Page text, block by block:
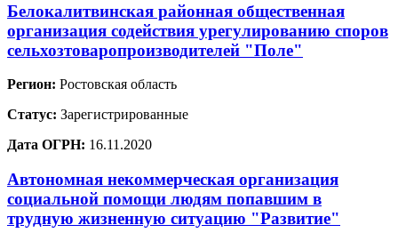
Белокалитвинская районная общественная
организация содействия урегулированию споров
сельхозтоваропроизводителей "Поле"
Регион: Ростовская область
Статус: Зарегистрированные
Дата ОГРН: 16.11.2020
Автономная некоммерческая организация
социальной помощи людям попавшим в
трудную жизненную ситуацию "Развитие"